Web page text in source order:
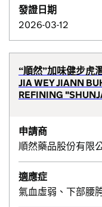
發證日期
2026-03-12
“順然”加味健步虎
JIA WEY JIANN
REFINING
申請商
順然藥品股份有限
適應症
氣血虛弱、下部腰